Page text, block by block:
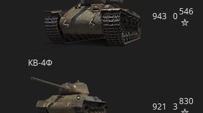
КВ-4Ф
943 0546
921 3830